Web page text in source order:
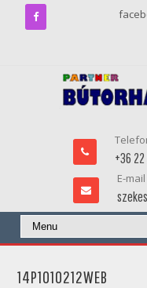
+36
E-mail
14P1010212WEB